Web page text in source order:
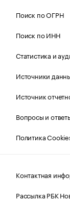
Поиск по ОГРН
Поиск по ИНН
Статистика и
Источники
Источник
Вопросы и
Политика
Контактная
Рассылка РБК